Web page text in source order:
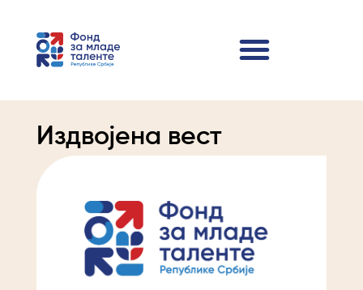
Издвојена вест